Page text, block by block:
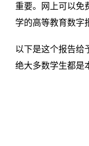
重要。网上可以免
学的高等教育数字
以下是这个报告给
绝大多数学生都是